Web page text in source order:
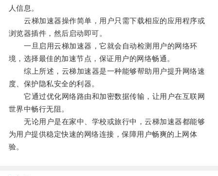
人信息。
云梯加速器操作简单，用户只需下载相应的应用程序或
浏览器插件，然后启动即可。
一旦启用云梯加速器，它就会自动检测用户的网络环
境，选择最佳的加速节点，保证用户的网络畅通。
综上所述，云梯加速器是一种能够帮助用户提升网络速
度、保护隐私安全的利器。
它通过优化网络路由和加密数据传输，让用户在互联网
世界中畅行无阻。
无论用户是在家中、学校或旅行中，云梯加速器都能够
为用户提供稳定快速的网络连接，保障用户畅爽的上网体
验。